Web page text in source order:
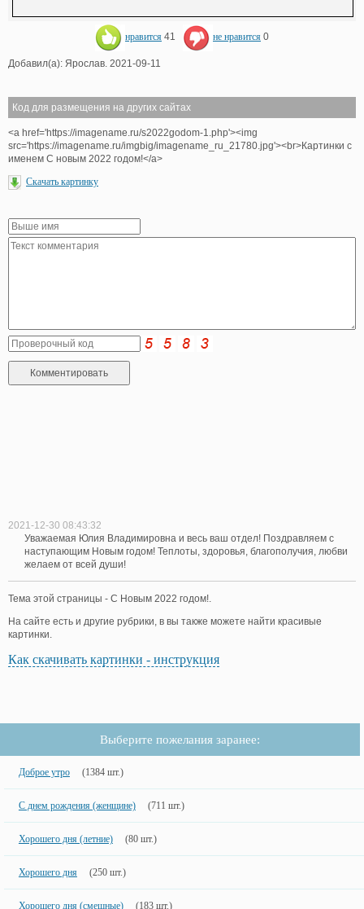
нравится 41 не нравится 0
Добавил(а): Ярослав. 2021-09-11
Код для размещения на других сайтах
<a href='https://imagename.ru/s2022godom-1.php'><img
src='https://imagename.ru/imgbig/imagename_ru_21780.jpg'><br>Картинки с
именем С новым 2022 годом!</a>
Скачать картинку
2021-12-30 08:43:32
Уважаемая Юлия Владимировна и весь ваш отдел! Поздравляем с
наступающим Новым годом! Теплоты, здоровья, благополучия, любви
желаем от всей души!
Тема этой страницы - С Новым 2022 годом!.
На сайте есть и другие рубрики, в вы также можете найти красивые
картинки.
Как скачивать картинки - инструкция
Выберите пожелания заранее:
Доброе утро (1384 шт.)
С днем рождения (женщине) (711 шт.)
Хорошего дня (летние) (80 шт.)
Хорошего дня (250 шт.)
Хорошего дня (смешные) (183 шт.)